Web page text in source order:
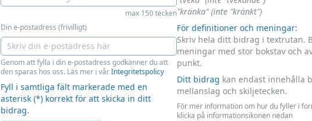
max 150 tecken
Din e-postadress (frivilligt)
Genom att fylla i din e-postadress godkänner du att
den sparas hos oss. Läs mer i vårIntegritetspolicy
Fyll i samtliga fält markerade med en
asterisk (*) korrekt för att skicka in ditt
bidrag.
"kränka" (inte "kränkt")
För definitioner och meningar:
Skriv hela ditt bidrag i textrutan.
meningar med stor bokstav och
punkt.
Ditt bidrag kan endast innehålla
mellanslag och skiljetecken.
För mer information om hur du fyller i
klicka på informationsikonen nedan